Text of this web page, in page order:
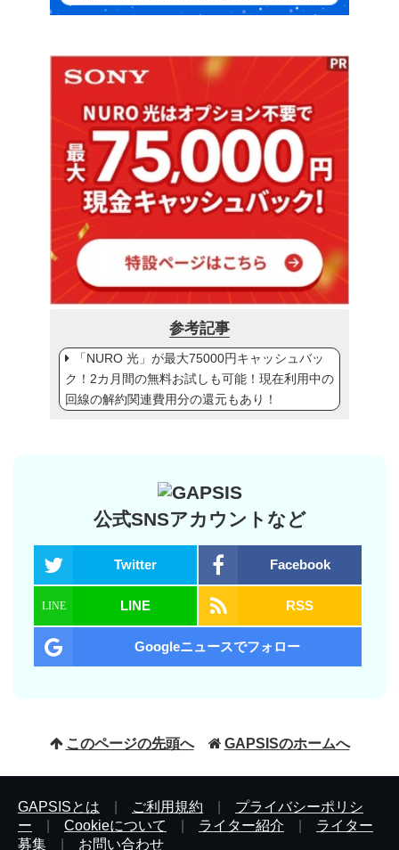
参考記事
「NURO 光」が最大75000円キャッシュバッ
ク！2カ月間の無料お試しも可能！現在利用中の
回線の解約関連費用分の還元もあり！
公式SNSアカウントなど
Twitter Facebook
LINE RSS
Googleニュースでフォロー
このページの先頭へ GAPSISのホームへ
GAPSISとは ご利用規約
プライバシーポリシ
ー
Cookieについて ライター紹介
ライター
募集
お問い合わせ